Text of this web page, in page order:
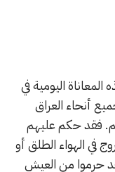
اليومية في
أنحاء العراق
فقد حكم عليهم
في الهواء الطلق أو
حرموا من العيش